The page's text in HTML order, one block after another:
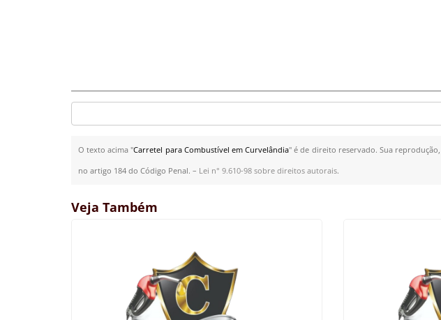
O texto acima "Carretel para Combustível em Curvelândia" é de direito reservado. Sua
no artigo 184 do Código Penal. – Lei n° 9.610-98 sobre direitos autorais.
Veja Também